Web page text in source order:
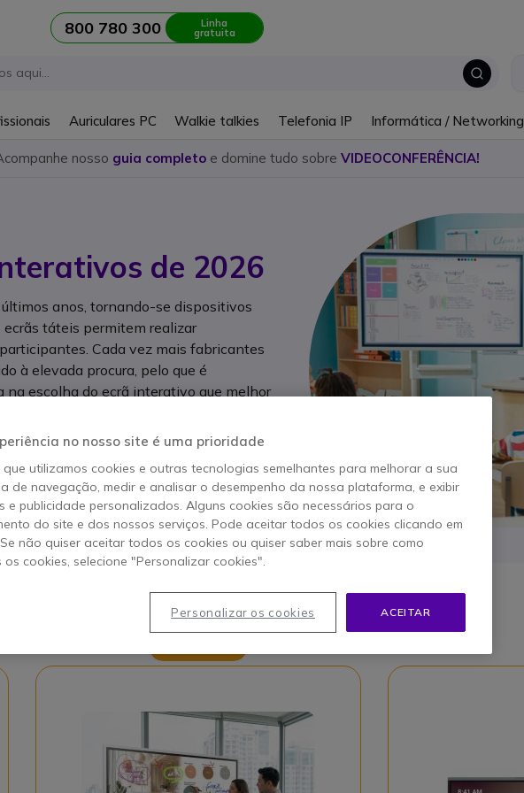
800 780 300 Linha
gratuita
Auriculares PC Walkie talkies Telefonia IP Informática / Networking
nosso guia completo e domine tudo sobre VIDEOCONFERÊNCIA!
de 2026
anos, tornando-se dispositivos
ecrãs táteis permitem realizar
Cada vez mais fabricantes
à elevada procura, pelo que é
escolha do ecrã interativo que melhor
no nosso site é uma prioridade
que utilizamos cookies e outras tecnologias semelhantes para melhorar a sua
de navegação, medir e analisar o desempenho da nossa plataforma, e exibir
e publicidade personalizados. Alguns cookies são necessários para o
do site e dos nossos serviços. Pode aceitar todos os cookies clicando em
Se não quiser aceitar todos os cookies ou quiser saber mais sobre como
os cookies, selecione "Personalizar cookies".
ACEITAR
Personalizar os cookies